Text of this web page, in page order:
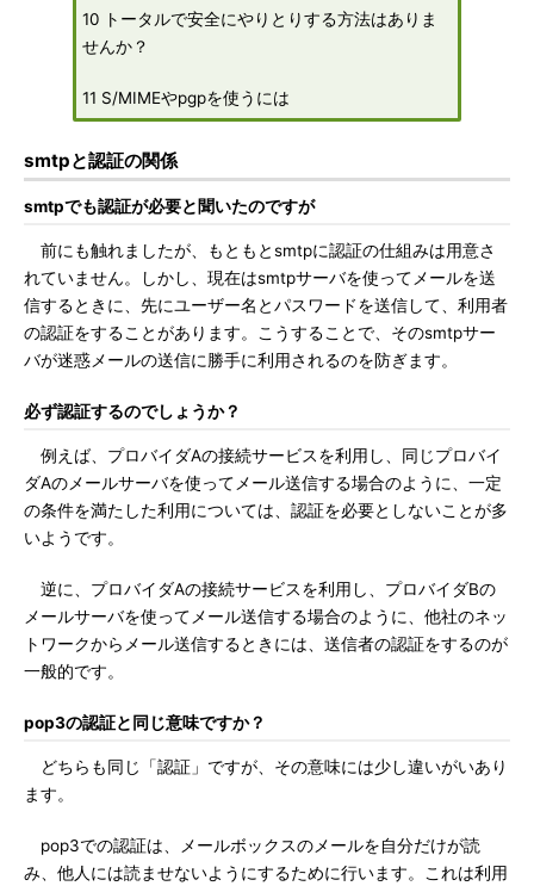
10 トータルで安全にやりとりする方法はありま
せんか？
11 S/MIMEやpgpを使うには
smtpと認証の関係
smtpでも認証が必要と聞いたのですが
前にも触れましたが、もともとsmtpに認証の仕組みは用意さ
れていません。しかし、現在はsmtpサーバを使ってメールを送
信するときに、先にユーザー名とパスワードを送信して、利用者
の認証をすることがあります。こうすることで、そのsmtpサー
バが迷惑メールの送信に勝手に利用されるのを防ぎます。
必ず認証するのでしょうか？
例えば、プロバイダAの接続サービスを利用し、同じプロバイ
ダAのメールサーバを使ってメール送信する場合のように、一定
の条件を満たした利用については、認証を必要としないことが多
いようです。
逆に、プロバイダAの接続サービスを利用し、プロバイダBの
メールサーバを使ってメール送信する場合のように、他社のネッ
トワークからメール送信するときには、送信者の認証をするのが
一般的です。
pop3の認証と同じ意味ですか？
どちらも同じ「認証」ですが、その意味には少し違いがいあり
ます。
pop3での認証は、メールボックスのメールを自分だけが読
み、他人には読ませないようにするために行います。これは利用